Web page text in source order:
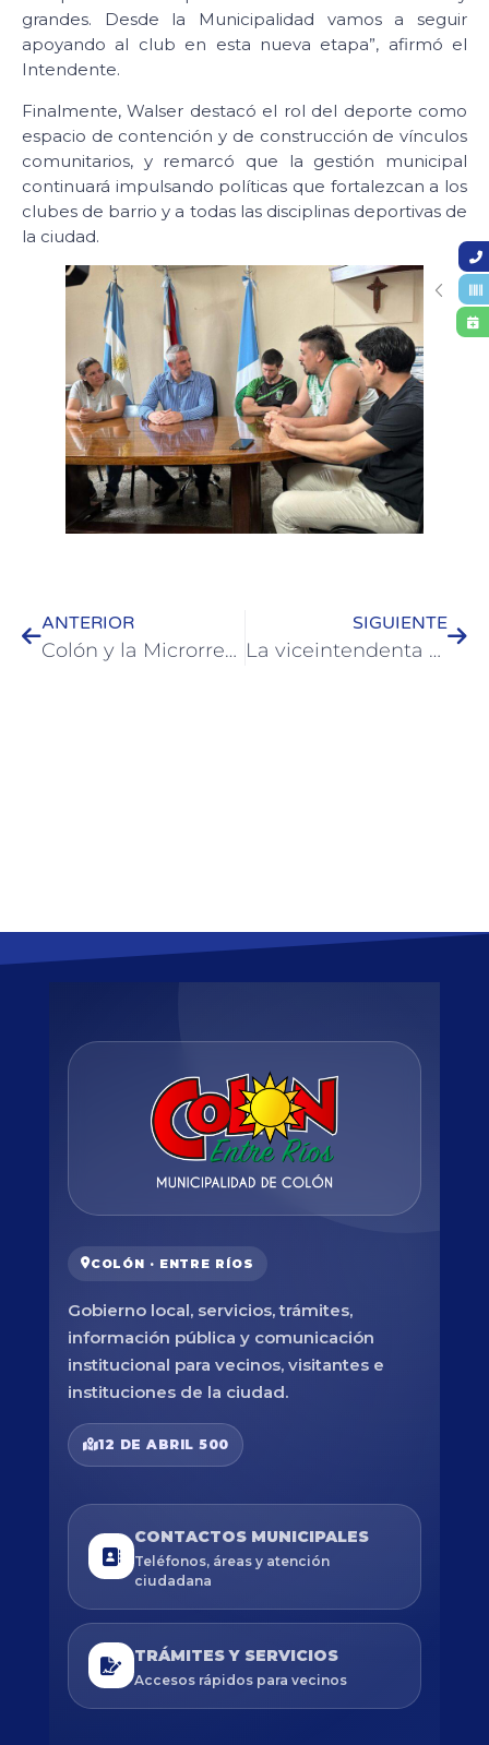
grandes. Desde la Municipalidad vamos a seguir
apoyando al club en esta nueva etapa”, afirmó el
Intendente.
Finalmente, Walser destacó el rol del deporte como
espacio de contención y de construcción de vínculos
comunitarios, y remarcó que la gestión municipal
continuará impulsando políticas que fortalezcan a los
clubes de barrio y a todas las disciplinas deportivas de
la ciudad.
ANTERIOR
Colón y la Microrregión Tierra de Palmares se promocionan en Buenos Aires junto al lanzamiento de la Temporada de Verano 2026 de Entre Ríos
SIGUIENTE
La viceintendenta de Colón participó del 11er Encuentro de Viceintendentes de Entre Ríos
COLÓN · ENTRE RÍOS
Gobierno local, servicios, trámites,
información pública y comunicación
institucional para vecinos, visitantes e
instituciones de la ciudad.
12 DE ABRIL 500
CONTACTOS MUNICIPALES
Teléfonos, áreas y atención
ciudadana
TRÁMITES Y SERVICIOS
Accesos rápidos para vecinos